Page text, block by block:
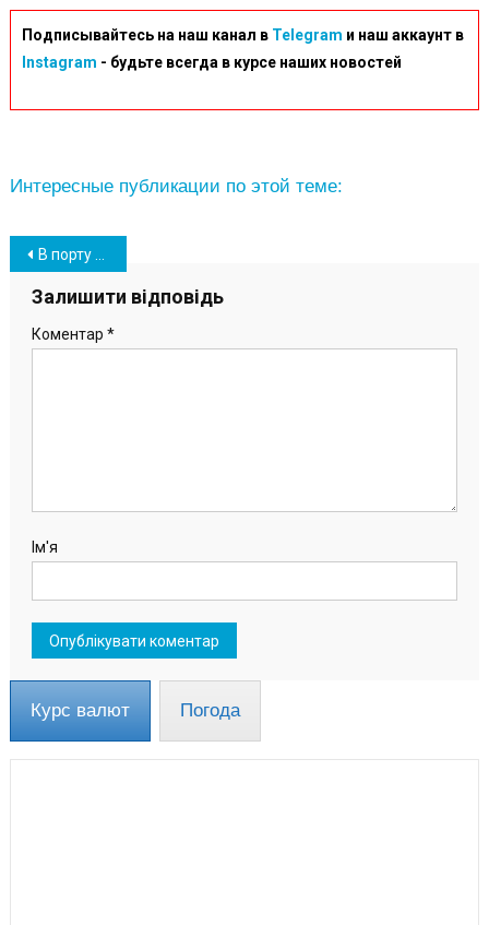
Подписывайтесь на наш канал в Telegram и наш аккаунт в
Instagram - будьте всегда в курсе наших новостей
Интересные публикации по этой теме:
Навігація
записів
В порту «Южный» сдали первые ИФА-тесты на выявление COVID-19
Залишити відповідь
Коментар *
Ім'я
Курс валют Погода